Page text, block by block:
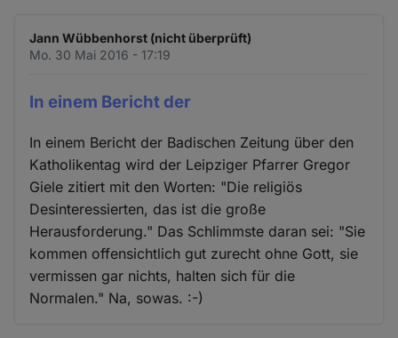
Jann Wübbenhorst (nicht überprüft)
Mo. 30 Mai 2016 - 17:19
In einem Bericht der
In einem Bericht der Badischen Zeitung über den
Katholikentag wird der Leipziger Pfarrer Gregor
Giele zitiert mit den Worten: "Die religiös
Desinteressierten, das ist die große
Herausforderung." Das Schlimmste daran sei: "Sie
kommen offensichtlich gut zurecht ohne Gott, sie
vermissen gar nichts, halten sich für die
Normalen." Na, sowas. :-)